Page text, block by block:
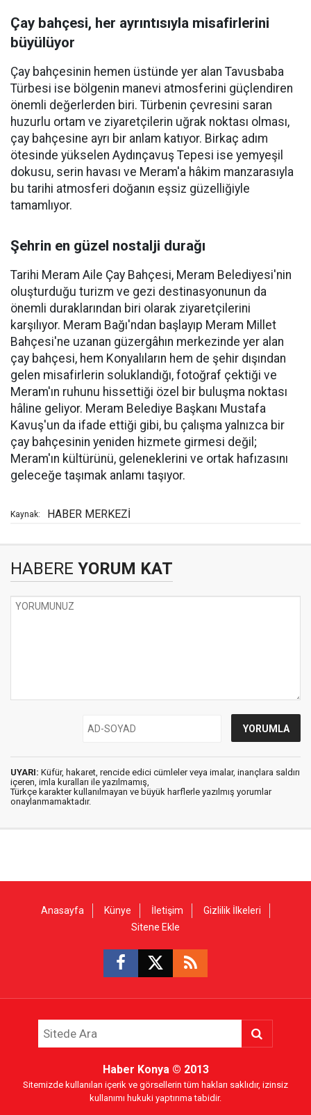
Çay bahçesi, her ayrıntısıyla misafirlerini
büyülüyor
Çay bahçesinin hemen üstünde yer alan Tavusbaba
Türbesi ise bölgenin manevi atmosferini güçlendiren
önemli değerlerden biri. Türbenin çevresini saran
huzurlu ortam ve ziyaretçilerin uğrak noktası olması,
çay bahçesine ayrı bir anlam katıyor. Birkaç adım
ötesinde yükselen Aydınçavuş Tepesi ise yemyeşil
dokusu, serin havası ve Meram'a hâkim manzarasıyla
bu tarihi atmosferi doğanın eşsiz güzelliğiyle
tamamlıyor.
Şehrin en güzel nostalji durağı
Tarihi Meram Aile Çay Bahçesi, Meram Belediyesi'nin
oluşturduğu turizm ve gezi destinasyonunun da
önemli duraklarından biri olarak ziyaretçilerini
karşılıyor. Meram Bağı'ndan başlayıp Meram Millet
Bahçesi'ne uzanan güzergâhın merkezinde yer alan
çay bahçesi, hem Konyalıların hem de şehir dışından
gelen misafirlerin soluklandığı, fotoğraf çektiği ve
Meram'ın ruhunu hissettiği özel bir buluşma noktası
hâline geliyor. Meram Belediye Başkanı Mustafa
Kavuş'un da ifade ettiği gibi, bu çalışma yalnızca bir
çay bahçesinin yeniden hizmete girmesi değil;
Meram'ın kültürünü, geleneklerini ve ortak hafızasını
geleceğe taşımak anlamı taşıyor.
Kaynak: HABER MERKEZİ
HABERE YORUM KAT
UYARI: Küfür, hakaret, rencide edici cümleler veya imalar, inançlara saldırı
içeren, imla kuralları ile yazılmamış,
Türkçe karakter kullanılmayan ve büyük harflerle yazılmış yorumlar
onaylanmamaktadır.
Anasayfa Künye İletişim
Gizlilik İlkeleri
Sitene Ekle
Haber Konya© 2013
Sitemizde kullanılan içerik ve görsellerin tüm hakları saklıdır, izinsiz
kullanımı hukuki yaptırıma tabidir.